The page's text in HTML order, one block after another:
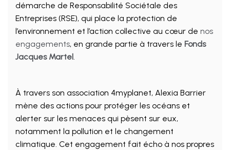
démarche de Responsabilité Sociétale des
Entreprises (RSE), qui place la protection de
l’environnement et l’action collective au cœur de nos
engagements, en grande partie à travers le Fonds
Jacques Martel.
À travers son association 4myplanet, Alexia Barrier
mène des actions pour protéger les océans et
alerter sur les menaces qui pèsent sur eux,
notamment la pollution et le changement
climatique. Cet engagement fait écho à nos propres